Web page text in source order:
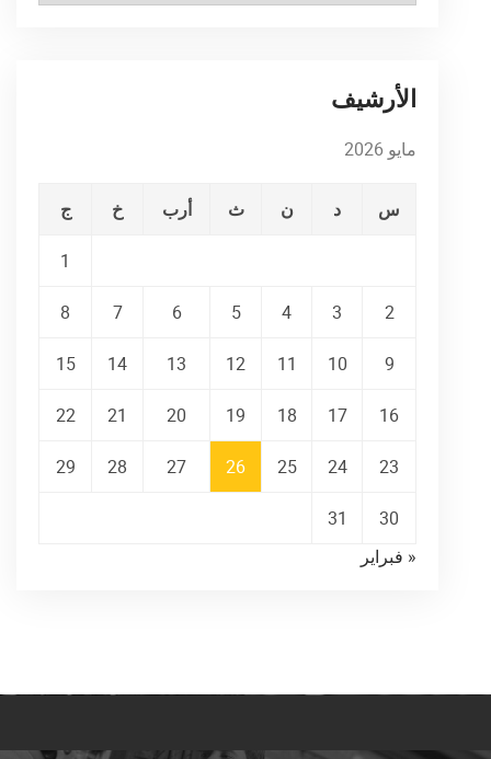
الأرشيف
مايو 2026
س د ن ث أرب خ ج
1
2
3
4
5
6
7
8
9
10
11
12
13
14
15
16
17
18
19
20
21
22
23
24
25
26
27
28
29
30
31
« فبراير